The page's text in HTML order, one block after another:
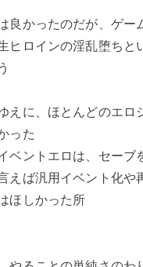
良かったのだが、ゲー
ヒロインの淫乱堕ちと
えに、ほとんどのエロ
った
ベントエロは、セーブ
えば汎用イベント化や
ほしかった所